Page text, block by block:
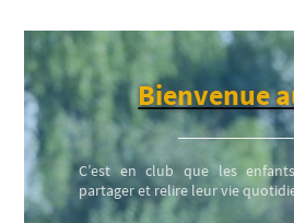
Bienvenue
C’est en club que les
partager et relire leur vie